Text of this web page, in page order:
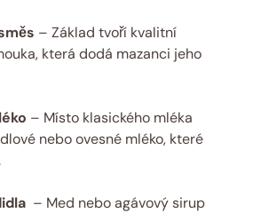
– ‍Základ tvoří ⁤kvalitní ​
která ⁣dodá mazanci jeho⁤
– Místo klasického mléka
nebo ovesné mléko, které
‌ – Med nebo ⁢agávový sirup